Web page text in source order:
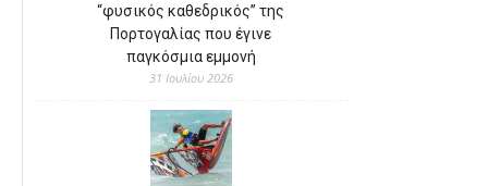
“φυσικός καθεδρικός” της
Πορτογαλίας που έγινε
παγκόσμια εμμονή
31 Ιουλίου 2026